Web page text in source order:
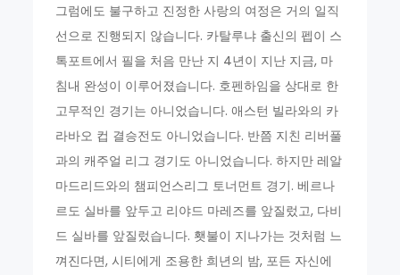
그럼에도 불구하고 진정한 사랑의 여정은 거의 일직
선으로 진행되지 않습니다. 카탈루냐 출신의 펩이 스
톡포트에서 필을 처음 만난 지 4년이 지난 지금, 마
침내 완성이 이루어졌습니다. 호펜하임을 상대로 한
고무적인 경기는 아니었습니다. 애스턴 빌라와의 카
라바오 컵 결승전도 아니었습니다. 반쯤 지친 리버풀
과의 캐주얼 리그 경기도 아니었습니다. 하지만 레알
마드리드와의 챔피언스리그 토너먼트 경기. 베르나
르도 실바를 앞두고 리야드 마레즈를 앞질렀고, 다비
드 실바를 앞질렀습니다. 횃불이 지나가는 것처럼 느
껴진다면, 시티에게 조용한 희년의 밤, 포든 자신에